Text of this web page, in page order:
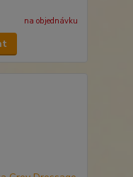
na objednávku